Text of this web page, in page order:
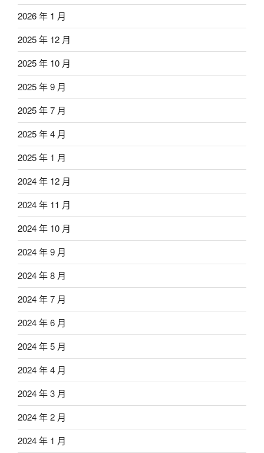
2026 年 1 月
2025 年 12 月
2025 年 10 月
2025 年 9 月
2025 年 7 月
2025 年 4 月
2025 年 1 月
2024 年 12 月
2024 年 11 月
2024 年 10 月
2024 年 9 月
2024 年 8 月
2024 年 7 月
2024 年 6 月
2024 年 5 月
2024 年 4 月
2024 年 3 月
2024 年 2 月
2024 年 1 月